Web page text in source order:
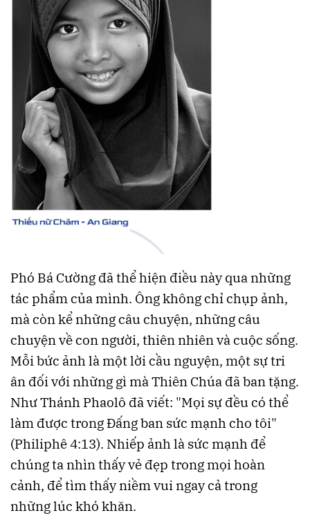
Phó Bá Cường đã thể hiện điều này qua những
tác phẩm của mình. Ông không chỉ chụp ảnh,
mà còn kể những câu chuyện, những câu
chuyện về con người, thiên nhiên và cuộc sống.
Mỗi bức ảnh là một lời cầu nguyện, một sự tri
ân đối với những gì mà Thiên Chúa đã ban tặng.
Như Thánh Phaolô đã viết: "Mọi sự đều có thể
làm được trong Đấng ban sức mạnh cho tôi"
(Philiphê 4:13). Nhiếp ảnh là sức mạnh để
chúng ta nhìn thấy vẻ đẹp trong mọi hoàn
cảnh, để tìm thấy niềm vui ngay cả trong
những lúc khó khăn.